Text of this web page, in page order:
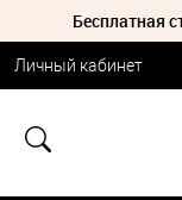
Бесплатная
Личный кабинет